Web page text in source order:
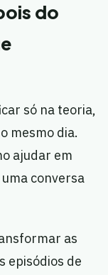
do
só na teoria,
mesmo dia.
ajudar em
conversa
as
episódios de